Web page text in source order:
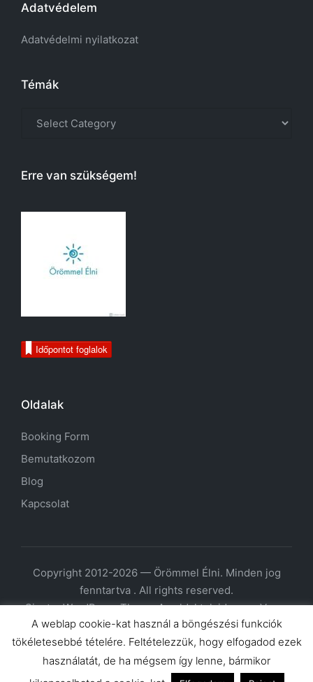
Adatvédelem
Adatvédelmi nyilatkozat
Témák
Erre van szükségem!
Időpontot foglalok
Oldalak
Booking Form
Bemutatkozom
Blog
Kapcsolat
Copyright 2012-2026 — Örömmel Élni. Minden jog
fenntartva . All rights reserved.
Sinatra WordPress ThemeAz oldal tulajdonosa Varga
Beatrix e.v.; székhely: 2600 Vác, Báthori Miklós u. 11/a;
nyt.szám: 34302682; adószám: 66360913-1-33;
stat.számjel: 66360913960923101; felnőttképzési
nyt.szám: B/2020/002250; elérhetőség:
A weblap cookie-kat használ a böngészési funkciók
tökéletesebbé tételére. Feltételezzük, hogy elfogadod ezek
használatát, de ha mégsem így lenne, bármikor